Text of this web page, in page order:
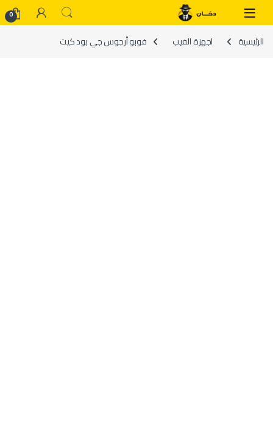
Skip to navigation
Skip to content
0
الرئيسية اجهزة الفيب فوبو أرجوس جي بود كيت